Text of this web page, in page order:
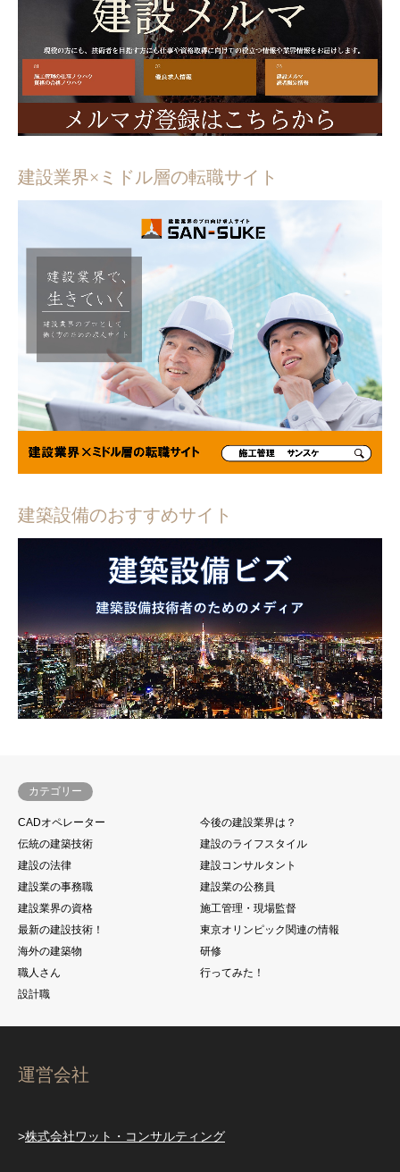
建設業界×ミドル層の転職サイト
建築設備のおすすめサイト
カテゴリー
CADオペレーター
今後の建設業界は？
伝統の建築技術
建設のライフスタイル
建設の法律
建設コンサルタント
建設業の事務職
建設業の公務員
建設業界の資格
施工管理・現場監督
最新の建設技術！
東京オリンピック関連の情報
海外の建築物
研修
職人さん
行ってみた！
設計職
運営会社
>株式会社ワット・コンサルティング